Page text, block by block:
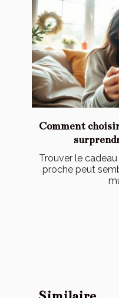
Comment
Trouver le
proche peut